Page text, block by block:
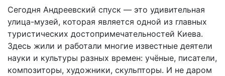
Сегодня Андреевский спуск — это удивительная
улица-музей, которая является одной из главных
туристических достопримечательностей Киева.
Здесь жили и работали многие известные деятели
науки и культуры разных времен: учёные, писатели,
композиторы, художники, скульпторы. И не даром